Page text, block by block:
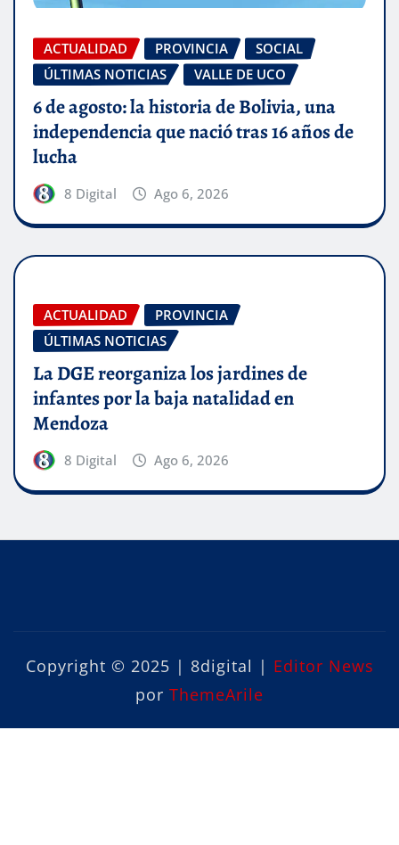
ACTUALIDAD PROVINCIA
SOCIAL
ÚLTIMAS NOTICIAS
VALLE DE UCO
6 de agosto: la historia de Bolivia, una
independencia que nació tras 16 años de
lucha
8 Digital Ago 6, 2026
ACTUALIDAD
PROVINCIA
ÚLTIMAS NOTICIAS
La DGE reorganiza los jardines de
infantes por la baja natalidad en
Mendoza
8 Digital Ago 6, 2026
Copyright © 2025 | 8digital | Editor News
por ThemeArile